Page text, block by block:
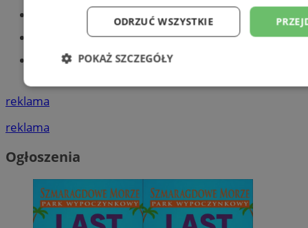
Części samochodowe do -70%!
Tworzenie stron www - Tychy
Znajdź pracę - codziennie nowe
reklama
reklama
Ogłoszenia
ODRZUĆ WSZYSTKIE
POKAŻ SZCZEGÓŁY
Niezbędne Wydajność